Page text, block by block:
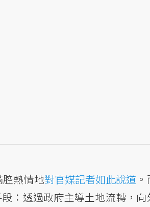
熱情地對官媒記者如此說道
：透過政府主導土地流轉，向